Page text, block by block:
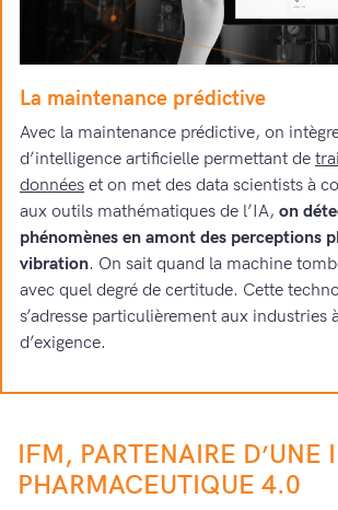
La maintenance prédictive
Avec la maintenance prédictive, on
d’intelligence artificielle permettant de
données et on met des data scientists à
aux outils mathématiques de l’IA, on
phénomènes en amont des perceptions
vibration. On sait quand la machine
avec quel degré de certitude. Cette
s’adresse particulièrement aux industries
d’exigence.
IFM, PARTENAIRE D’UNE
PHARMACEUTIQUE 4.0